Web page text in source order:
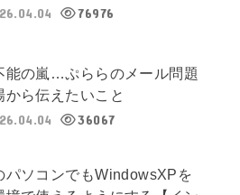
76976
能の嵐…ぷららのメール問題
から伝えたいこと
36067
パソコンでもWindowsXPを